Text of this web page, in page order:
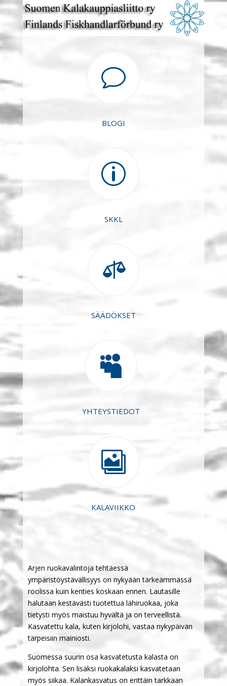
v
BLOGI
p
SKKL

SÄÄDÖKSET

YHTEYSTIEDOT

KALAVIIKKO
Arjen ruokavalintoja tehtäessä
ympäristöystävällisyys on nykyään tärkeämmässä
roolissa kuin kenties koskaan ennen. Lautasille
halutaan kestävästi tuotettua lähiruokaa, joka
tietysti myös maistuu hyvältä ja on terveellistä.
Kasvatettu kala, kuten kirjolohi, vastaa nykypäivän
tarpeisiin mainiosti.
Suomessa suurin osa kasvatetusta kalasta on
kirjolohta. Sen lisäksi ruokakalaksi kasvatetaan
myös siikaa. Kalankasvatus on erittäin tarkkaan